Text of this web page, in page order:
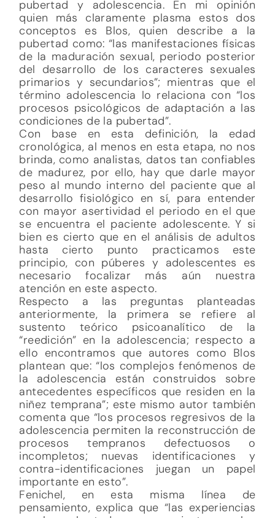
pubertad y adolescencia. En mi opinión
quien más claramente plasma estos dos
conceptos es Blos, quien describe a la
pubertad como: “las manifestaciones físicas
de la maduración sexual, periodo posterior
del desarrollo de los caracteres sexuales
primarios y secundarios”; mientras que el
término adolescencia lo relaciona con “los
procesos psicológicos de adaptación a las
condiciones de la pubertad”.
Con base en esta definición, la edad
cronológica, al menos en esta etapa, no nos
brinda, como analistas, datos tan confiables
de madurez, por ello, hay que darle mayor
peso al mundo interno del paciente que al
desarrollo fisiológico en sí, para entender
con mayor asertividad el periodo en el que
se encuentra el paciente adolescente. Y si
bien es cierto que en el análisis de adultos
hasta cierto punto practicamos este
principio, con púberes y adolescentes es
necesario focalizar más aún nuestra
atención en este aspecto.
Respecto a las preguntas planteadas
anteriormente, la primera se refiere al
sustento teórico psicoanalítico de la
“reedición” en la adolescencia; respecto a
ello encontramos que autores como Blos
plantean que: “los complejos fenómenos de
la adolescencia están construidos sobre
antecedentes específicos que residen en la
niñez temprana”; este mismo autor también
comenta que “los procesos regresivos de la
adolescencia permiten la reconstrucción de
procesos tempranos defectuosos o
incompletos; nuevas identificaciones y
contra-identificaciones juegan un papel
importante en esto”.
Fenichel, en esta misma línea de
pensamiento, explica que “las experiencias